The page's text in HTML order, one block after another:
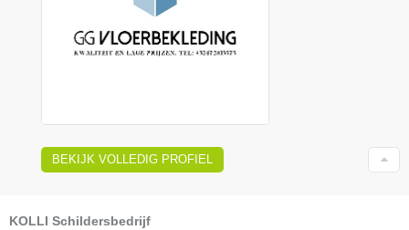
BEKIJK VOLLEDIG PROFIEL
KOLLI Schildersbedrijf